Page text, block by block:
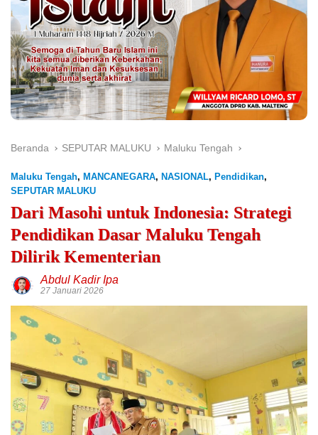
Beranda SEPUTAR MALUKU Maluku Tengah
Maluku Tengah, MANCANEGARA, NASIONAL, Pendidikan,
SEPUTAR MALUKU
Dari Masohi untuk Indonesia: Strategi
Pendidikan Dasar Maluku Tengah
Dilirik Kementerian
Abdul Kadir Ipa
27 Januari 2026